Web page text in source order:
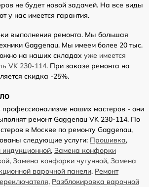
не будет новой задачей. На все виды
у нас имеется гарантия.
выполнения ремонта. Мы большая
Gaggenau. Мы имеем более 20 тыс.
на наших складах уже имеется
VK 230-114. При заказе ремонта на
скидка -25%.
наших мастеров - они
ремонт Gaggenau VK 230-114. По
в Москве по ремонту Gaggenau,
следующие услуги: Прошивка,
, Замена конфорки
, Замена конфорки чугунной, Замена
варочной панели, Ремонт
, Разблокировка варочной